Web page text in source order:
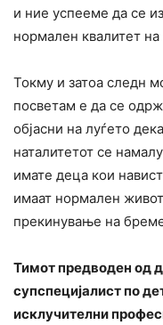
и ние успееме да се
нормален квалитет
Токму и затоа следн
посветам е да се
објасни на луѓето
наталитетот се
имате деца кои
имаат нормален
прекинување на
Тимот предводен од
супспецијалист по
исклучителни